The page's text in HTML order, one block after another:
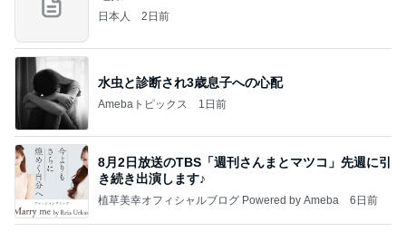
日本人 2日前
水虫と診断され3歳息子への心配
Amebaトピックス 1日前
8月2日放送のTBS「週刊さんまとマツコ」先週に引
き続き出演します♪
植草美幸オフィシャルブログ Powered by Ameba 6日前